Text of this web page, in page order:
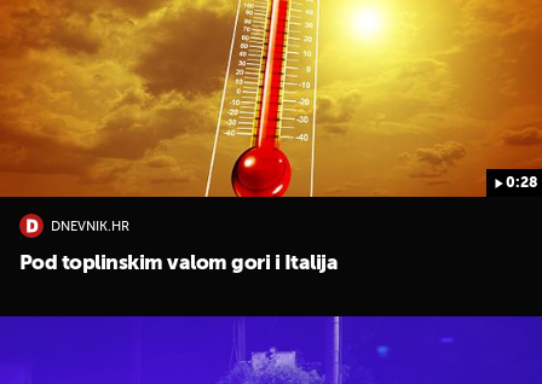
0:28
DNEVNIK.HR
Pod toplinskim valom gori i Italija